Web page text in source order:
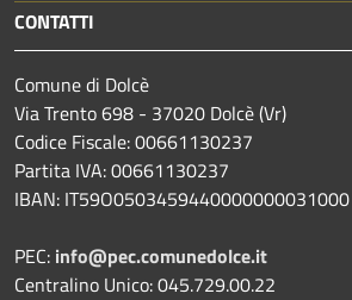
CONTATTI
Comune di Dolcè
Via Trento 698 - 37020 Dolcè (Vr)
Codice Fiscale: 00661130237
Partita IVA: 00661130237
IBAN: IT59O0503459440000000031000
PEC: info@pec.comunedolce.it
Centralino Unico: 045.729.00.22